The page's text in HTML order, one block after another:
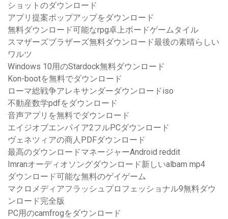
ショットのダウンロード
アプリ提案ポップアップをダウンロード
無料ダウンロード可能なrpg卓上ボードゲームタイル
スマザーズブラザーズ無料ダウンロード最後の素晴らしい
ワルツ
Windows 10用のStardock無料ダウンロード
Kon-bootを無料でダウンロード
ローマ総戦争アレキサンダーダウンロードiso
不動産数学pdfをダウンロード
音声アプリを無料でダウンロード
エイジオブエンパイア2フルPCダウンロード
ヴェネツィアの商人PDFダウンロード
最高のダウンロードマネージャーAndroid reddit
Imranオーディオソングダウンロード新しいalbam mp4
ダウンロード可能な無料のゲイゲーム
マクロメディアフラッシュプロフェッショナル9無料ダウ
ンロード完全版
PC用のcamfrogをダウンロード